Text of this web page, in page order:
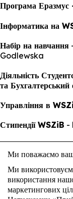
Програма Еразмус
Інформатика на
Набір на навчання
Godlewska
Діяльність
та
Управління в
Стипендії WSZiB -
Агентство з
Студентам-
У заході взяли
Ми поважаємо
Ми
використання
маркетингових